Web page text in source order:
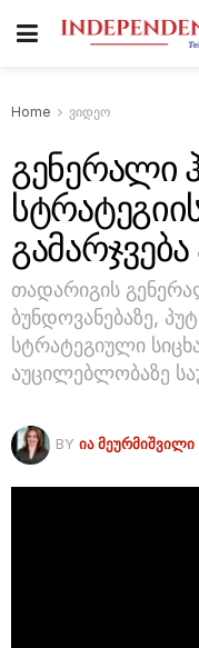
Home ვიდეო
გენერალი
თადარიგის
ბუნდოვანებაზე,
სტრატეგიული
აუცილებლობაზე
BY ᲘᲐ ᲛᲔᲣᲠᲛᲘᲨᲕᲘᲚᲘ